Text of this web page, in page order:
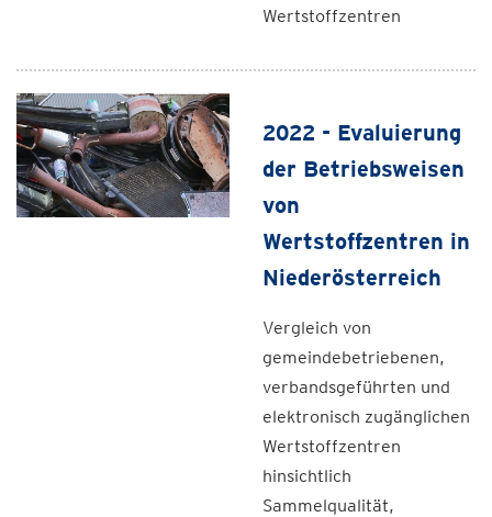
Wertstoffzentren
2022 - Evaluierung
der Betriebsweisen
von
Wertstoffzentren in
Niederösterreich
Vergleich von
gemeindebetriebenen,
verbandsgeführten und
elektronisch zugänglichen
Wertstoffzentren
hinsichtlich
Sammelqualität,